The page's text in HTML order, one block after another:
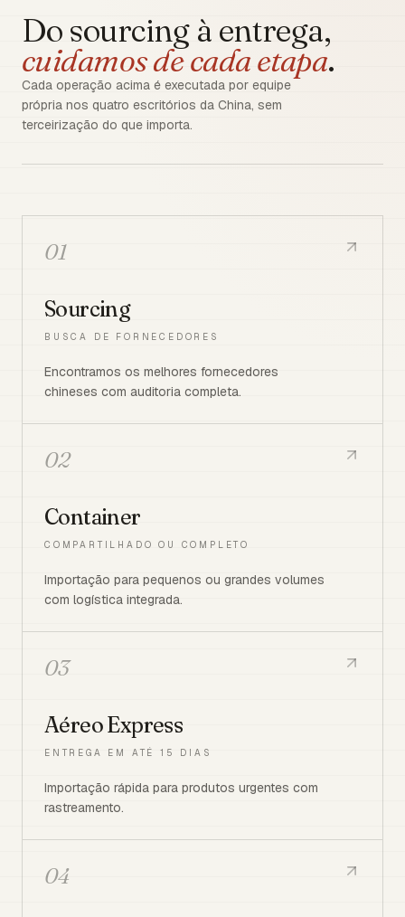
Do sourcing à entrega,
cuidamos de cada etapa.
Cada operação acima é executada por equipe
própria nos quatro escritórios da China, sem
terceirização do que importa.
01
Sourcing
BUSCA DE FORNECEDORES
Encontramos os melhores fornecedores
chineses com auditoria completa.
02
Container
COMPARTILHADO OU COMPLETO
Importação para pequenos ou grandes volumes
com logística integrada.
03
Aéreo Express
ENTREGA EM ATÉ 15 DIAS
Importação rápida para produtos urgentes com
rastreamento.
04